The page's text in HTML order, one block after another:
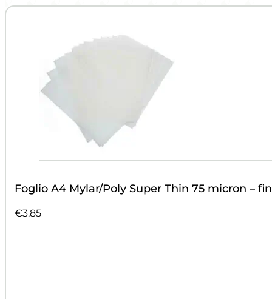
Foglio A4 Mylar/Poly Super Thin 75 micron –
€3.85